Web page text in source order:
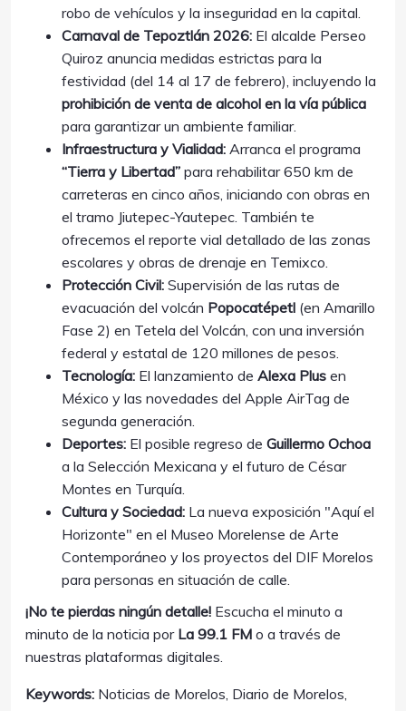
robo de vehículos y la inseguridad en la capital.
Carnaval de Tepoztlán 2026: El alcalde Perseo
Quiroz anuncia medidas estrictas para la
festividad (del 14 al 17 de febrero), incluyendo la
prohibición de venta de alcohol en la vía pública
para garantizar un ambiente familiar.
Infraestructura y Vialidad: Arranca el programa
“Tierra y Libertad” para rehabilitar 650 km de
carreteras en cinco años, iniciando con obras en
el tramo Jiutepec-Yautepec. También te
ofrecemos el reporte vial detallado de las zonas
escolares y obras de drenaje en Temixco.
Protección Civil: Supervisión de las rutas de
evacuación del volcán Popocatépetl (en Amarillo
Fase 2) en Tetela del Volcán, con una inversión
federal y estatal de 120 millones de pesos.
Tecnología: El lanzamiento de Alexa Plus en
México y las novedades del Apple AirTag de
segunda generación.
Deportes: El posible regreso de Guillermo Ochoa
a la Selección Mexicana y el futuro de César
Montes en Turquía.
Cultura y Sociedad: La nueva exposición "Aquí el
Horizonte" en el Museo Morelense de Arte
Contemporáneo y los proyectos del DIF Morelos
para personas en situación de calle.
¡No te pierdas ningún detalle! Escucha el minuto a
minuto de la noticia por La 99.1 FM o a través de
nuestras plataformas digitales.
Keywords: Noticias de Morelos, Diario de Morelos,